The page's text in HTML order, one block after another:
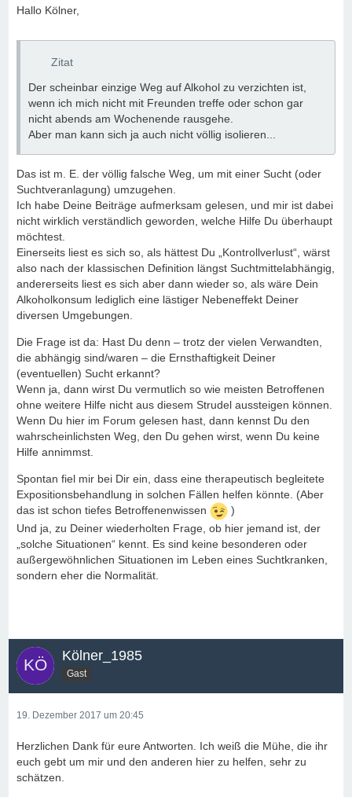
Hallo Kölner,
Zitat
Der scheinbar einzige Weg auf Alkohol zu verzichten ist,
wenn ich mich nicht mit Freunden treffe oder schon gar
nicht abends am Wochenende rausgehe.
Aber man kann sich ja auch nicht völlig isolieren...
Das ist m. E. der völlig falsche Weg, um mit einer Sucht (oder
Suchtveranlagung) umzugehen.
Ich habe Deine Beiträge aufmerksam gelesen, und mir ist dabei
nicht wirklich verständlich geworden, welche Hilfe Du überhaupt
möchtest.
Einerseits liest es sich so, als hättest Du „Kontrollverlust“, wärst
also nach der klassischen Definition längst Suchtmittelabhängig,
andererseits liest es sich aber dann wieder so, als wäre Dein
Alkoholkonsum lediglich eine lästiger Nebeneffekt Deiner
diversen Umgebungen.
Die Frage ist da: Hast Du denn – trotz der vielen Verwandten,
die abhängig sind/waren – die Ernsthaftigkeit Deiner
(eventuellen) Sucht erkannt?
Wenn ja, dann wirst Du vermutlich so wie meisten Betroffenen
ohne weitere Hilfe nicht aus diesem Strudel aussteigen können.
Wenn Du hier im Forum gelesen hast, dann kennst Du den
wahrscheinlichsten Weg, den Du gehen wirst, wenn Du keine
Hilfe annimmst.
Spontan fiel mir bei Dir ein, dass eine therapeutisch begleitete
Expositionsbehandlung in solchen Fällen helfen könnte. (Aber
das ist schon tiefes Betroffenenwissen
)
Und ja, zu Deiner wiederholten Frage, ob hier jemand ist, der
„solche Situationen“ kennt. Es sind keine besonderen oder
außergewöhnlichen Situationen im Leben eines Suchtkranken,
sondern eher die Normalität.
Kölner_1985
Gast
19. Dezember 2017 um 20:45
Herzlichen Dank für eure Antworten. Ich weiß die Mühe, die ihr
euch gebt um mir und den anderen hier zu helfen, sehr zu
schätzen.